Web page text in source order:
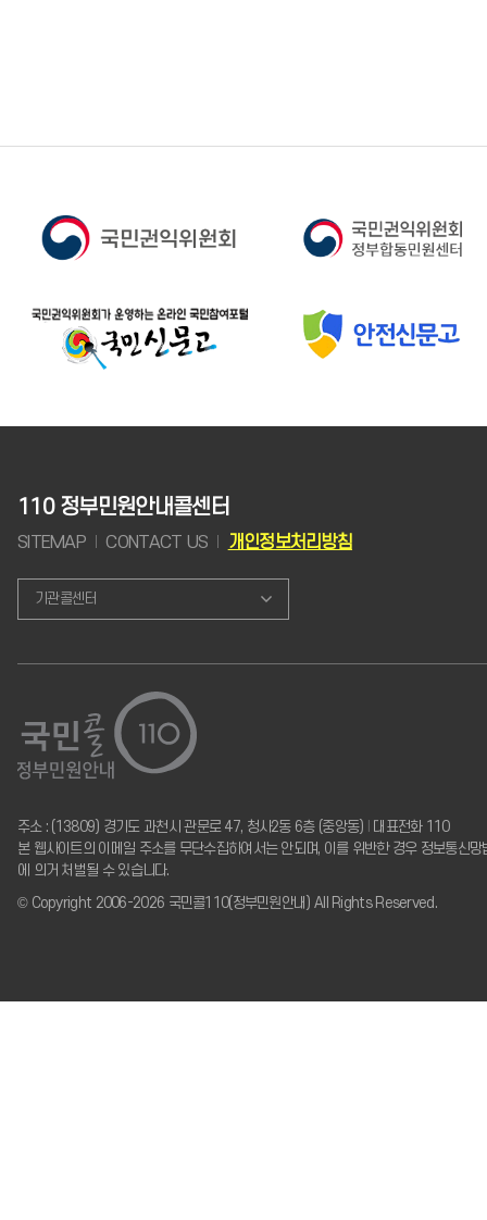
110 정부민원안내콜센터
SITEMAP CONTACT US 개인정보처리방침
기관콜센터
주소 : (13809) 경기도 과천시 관문로 47, 청사2동 6층 (중앙동)
대표전화 110
본 웹사이트의 이메일 주소를 무단수집하여서는 안되며, 이를 위반한 경우 정보통신망
에 의거 처벌될 수 있습니다.
© Copyright 2006-2026 국민콜110(정부민원안내) All Rights Reserved.